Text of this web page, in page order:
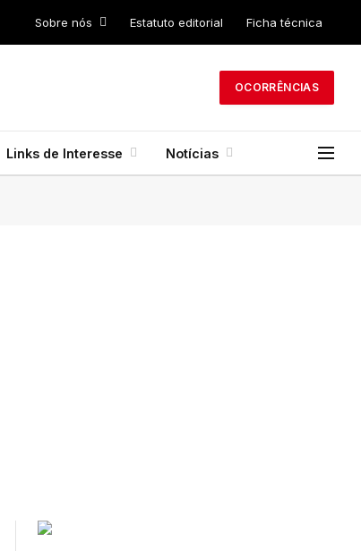
Sobre nós Estatuto editorial Ficha técnica
OCORRÊNCIAS
Links de Interesse Notícias